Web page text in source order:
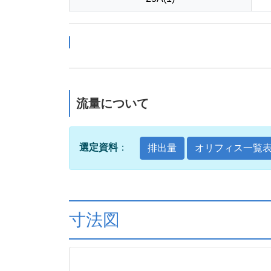
流量について
選定資料： 排出量 オリフィス一覧
寸法図